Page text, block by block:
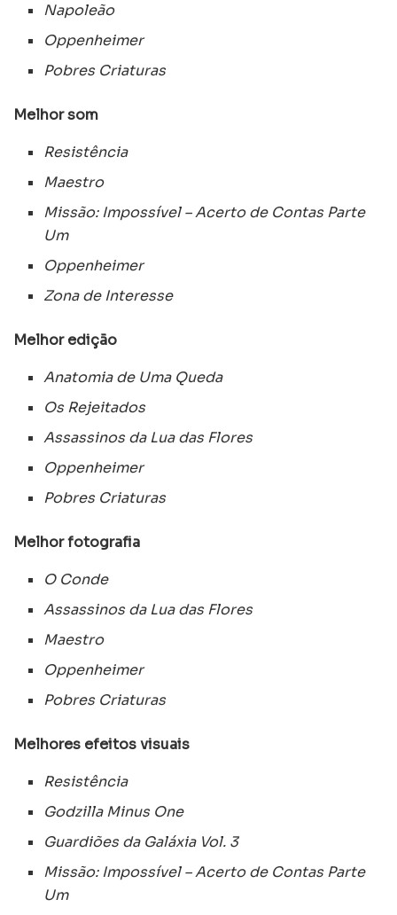
Napoleão
Oppenheimer
Pobres Criaturas
Melhor som
Resistência
Maestro
Missão: Impossível – Acerto de Contas Parte
Um
Oppenheimer
Zona de Interesse
Melhor edição
Anatomia de Uma Queda
Os Rejeitados
Assassinos da Lua das Flores
Oppenheimer
Pobres Criaturas
Melhor fotografia
O Conde
Assassinos da Lua das Flores
Maestro
Oppenheimer
Pobres Criaturas
Melhores efeitos visuais
Resistência
Godzilla Minus One
Guardiões da Galáxia Vol. 3
Missão: Impossível – Acerto de Contas Parte
Um